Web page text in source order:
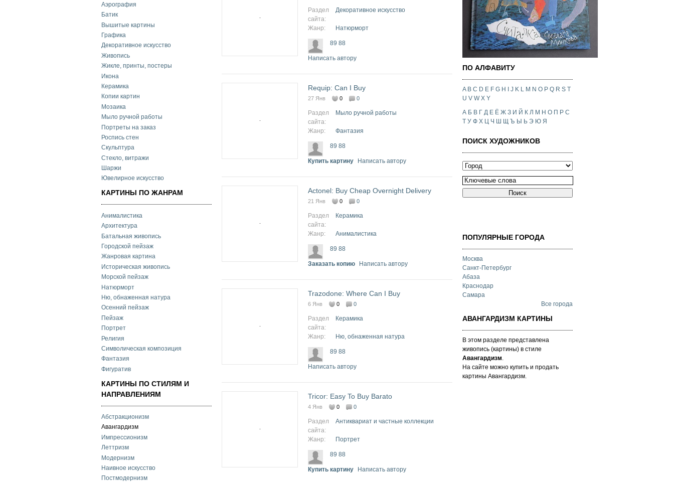
Аэрография
Батик
Вышитые картины
Графика
Декоративное искусство
Живопись
Жикле, принты, постеры
Икона
Керамика
Копии картин
Мозаика
Мыло ручной работы
Портреты на заказ
Роспись стен
Скульптура
Стекло, витражи
Шаржи
Ювелирное искусство
КАРТИНЫ ПО ЖАНРАМ
Анималистика
Архитектура
Батальная живопись
Городской пейзаж
Жанровая картина
Историческая живопись
Морской пейзаж
Натюрморт
Ню, обнаженная натура
Осенний пейзаж
Пейзаж
Портрет
Религия
Символическая композиция
Фантазия
Фигуратив
КАРТИНЫ ПО СТИЛЯМ И
НАПРАВЛЕНИЯМ
Абстракционизм
Авангардизм
Импрессионизм
Леттризм
Модернизм
Наивное искусство
Постмодернизм
Раздел
сайта:
Декоративное искусство
Жанр: Натюрморт
89 88
Написать автору
Requip: Can I Buy
27 Янв 0 0
Раздел
сайта:
Мыло ручной работы
Жанр: Фантазия
89 88
Купить картину Написать автору
Actonel: Buy Cheap Overnight Delivery
21 Янв 0 0
Раздел
сайта:
Керамика
Жанр: Анималистика
89 88
Заказать копию Написать автору
Trazodone: Where Can I Buy
6 Янв 0 0
Раздел
сайта:
Керамика
Жанр: Ню, обнаженная натура
89 88
Написать автору
Tricor: Easy To Buy Barato
4 Янв 0 0
Раздел
сайта:
Антиквариат и частные коллекции
Жанр: Портрет
89 88
Купить картину Написать автору
ПО АЛФАВИТУ
A B C D E F G H J K L M N O P Q R S T
U V W X Y
А Б В Г Д Е Ё Ж З И Й К Л М Н О П Р С
Т У Ф Х Ц Ч Ш Щ Ъ Ы Ь Э Ю Я
ПОИСК ХУДОЖНИКОВ
ПОПУЛЯРНЫЕ ГОРОДА
Москва
Санкт-Петербург
Абаза
Краснодар
Самара
Все города
АВАНГАРДИЗМ КАРТИНЫ
В этом разделе представлена
живопись (картины) в стиле
Авангардизм.
На сайте можно купить и продать
картины Авангардизм.